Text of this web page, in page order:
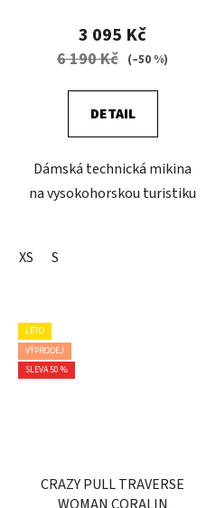
3 095 Kč
6 190 Kč (–50 %)
DETAIL
Dámská technická mikina
na vysokohorskou turistiku
XS S
LÉTO
VÝPRODEJ
SLEVA 50 %
CRAZY PULL TRAVERSE